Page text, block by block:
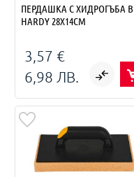
ПЕРДАШКА С ХИДРОГЪБА B
HARDY 28Х14СМ
3,57 €
6,98 ЛВ.